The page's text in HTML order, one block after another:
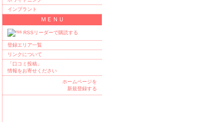
インプラント
ＭＥＮＵ
RSSリーダーで購読する
登録エリア一覧
リンクについて
「口コミ投稿」
情報をお寄せください
ホームページを
新規登録する